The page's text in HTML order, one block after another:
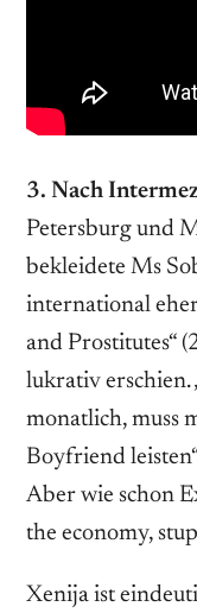
3. Nach
Petersburg und
bekleidete Ms
international
and Prostitutes“
lukrativ
monatlich, muss
Boyfriend
Aber wie schon
the economy,
Xenija ist